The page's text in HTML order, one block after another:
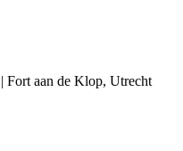
| Fort aan de Klop, Utrecht